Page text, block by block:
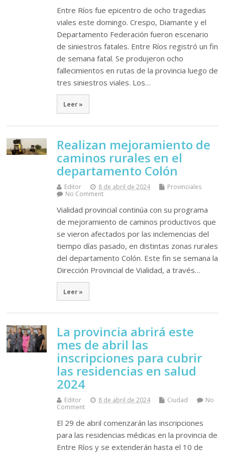
Entre Ríos fue epicentro de ocho tragedias
viales este domingo. Crespo, Diamante y el
Departamento Federación fueron escenario
de siniestros fatales. Entre Ríos registró un fin
de semana fatal. Se produjeron ocho
fallecimientos en rutas de la provincia luego de
tres siniestros viales. Los…
Leer »
Realizan mejoramiento de
caminos rurales en el
departamento Colón
Editor 8 de abril de 2024
Provinciales
No Comment
Vialidad provincial continúa con su programa
de mejoramiento de caminos productivos que
se vieron afectados por las inclemencias del
tiempo días pasado, en distintas zonas rurales
del departamento Colón. Este fin se semana la
Dirección Provincial de Vialidad, a través…
Leer »
La provincia abrirá este
mes de abril las
inscripciones para cubrir
las residencias en salud
2024
Editor 8 de abril de 2024 Ciudad
No
Comment
El 29 de abril comenzarán las inscripciones
para las residencias médicas en la provincia de
Entre Ríos y se extenderán hasta el 10 de